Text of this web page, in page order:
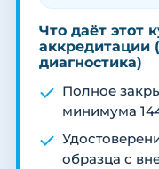
Что даёт этот
аккредитации
диагностика)
Полное
минимума
образца с